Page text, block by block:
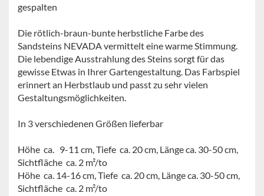
gespalten
Die rötlich-braun-bunte herbstliche Farbe des
Sandsteins NEVADA vermittelt eine warme Stimmung.
Die lebendige Ausstrahlung des Steins sorgt für das
gewisse Etwas in Ihrer Gartengestaltung. Das Farbspiel
erinnert an Herbstlaub und passt zu sehr vielen
Gestaltungsmöglichkeiten.
In 3 verschiedenen Größen lieferbar
Höhe ca. 9-11 cm, Tiefe ca. 20 cm, Länge ca. 30-50 cm,
Sichtfläche ca. 2 m²/to
Höhe ca. 14-16 cm, Tiefe ca. 20 cm, Länge ca. 30-50 cm,
Sichtfläche ca. 2 m²/to